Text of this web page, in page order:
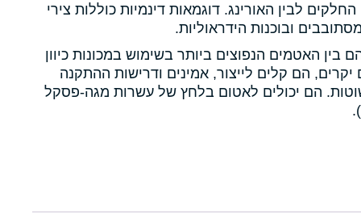
החלקים לבין האורינג. דוגמאות דינמיות כוללות צירי
ובוכנות הידראוליות.
בין האטמים הנפוצים ביותר בשימוש במכונות כיוון
הם קלים לייצור, אמינים ודרישות ההתקנה
הם יכולים לאטום בלחץ של עשרות מגה-פסקל